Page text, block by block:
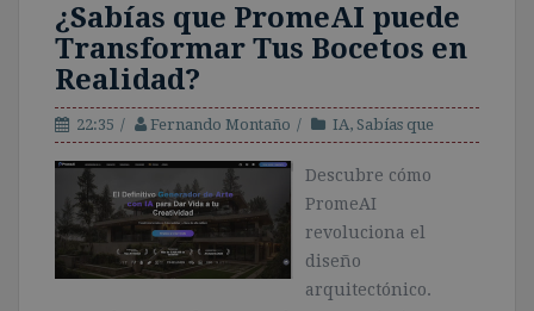
¿Sabías que PromeAI puede
Transformar Tus Bocetos en
Realidad?
22:35 Fernando Montaño IA, Sabías que
Descubre cómo
PromeAI
revoluciona el
diseño
arquitectónico.